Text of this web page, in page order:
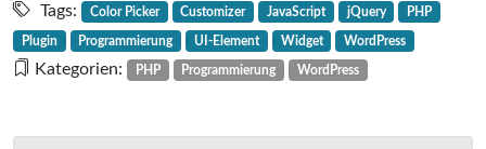
des
WordPress
Color
die
Tags: Color Picker Customizer JavaScript jQuery PHP
Plugin Programmierung UI-Element Widget WordPress
Kategorien: PHP Programmierung WordPress